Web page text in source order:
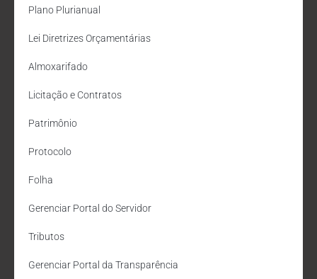
Plano Plurianual
Lei Diretrizes Orçamentárias
Almoxarifado
Licitação e Contratos
Patrimônio
Protocolo
Folha
Gerenciar Portal do Servidor
Tributos
Gerenciar Portal da Transparência